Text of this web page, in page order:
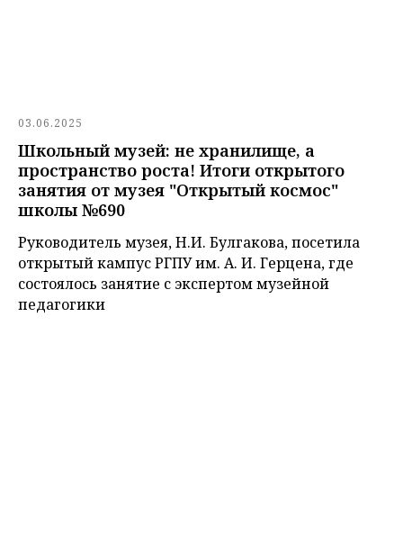
03.06.2025
Школьный музей: не хранилище, а
пространство роста! Итоги открытого
занятия от музея "Открытый космос"
школы №690
Руководитель музея, Н.И. Булгакова, посетила
открытый кампус РГПУ им. А. И. Герцена, где
состоялось занятие с экспертом музейной
педагогики